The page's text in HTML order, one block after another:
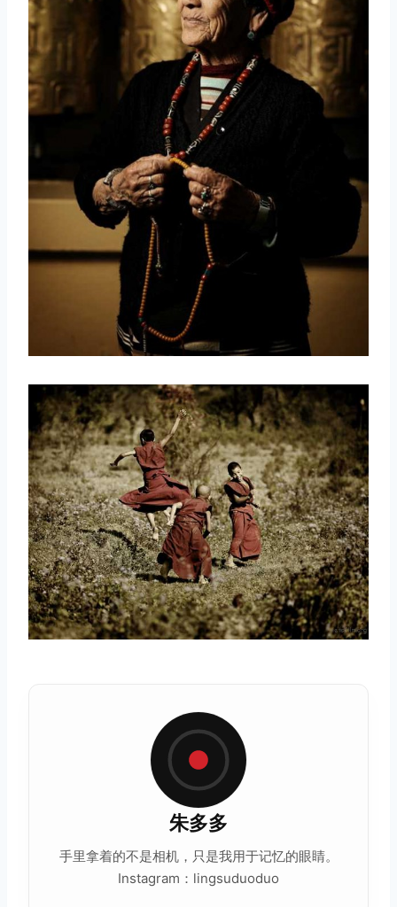
朱多多
手里拿着的不是相机，只是我用于记忆的眼睛。
Instagram：lingsuduoduo
取消 搜索